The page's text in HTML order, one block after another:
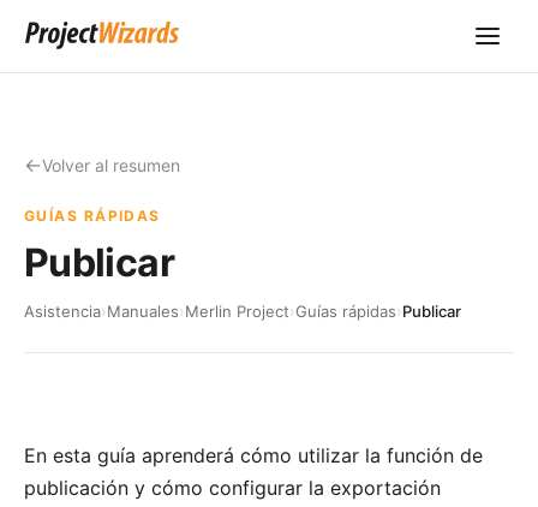
Volver al resumen
GUÍAS RÁPIDAS
Publicar
Asistencia›Manuales›Merlin Project›Guías rápidas›Publicar
En esta guía aprenderá cómo utilizar la función de
publicación y cómo configurar la exportación